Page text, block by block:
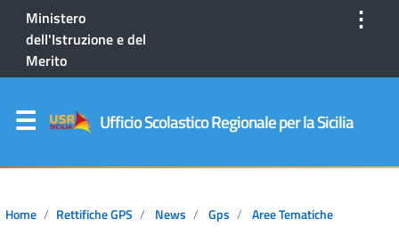
Ministero
dell'Istruzione e del
Merito
⋮
Ufficio Scolastico Regionale per la Sicilia
Home Rettifiche GPS News Gps Aree Tematiche